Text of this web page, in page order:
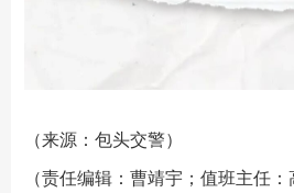
（来源：包头交警）
（责任编辑：曹靖宇；值班主任